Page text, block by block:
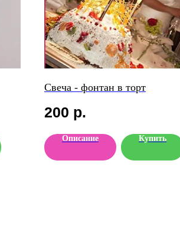
Свеча - фонтан в торт
200 р.
Описание Купить